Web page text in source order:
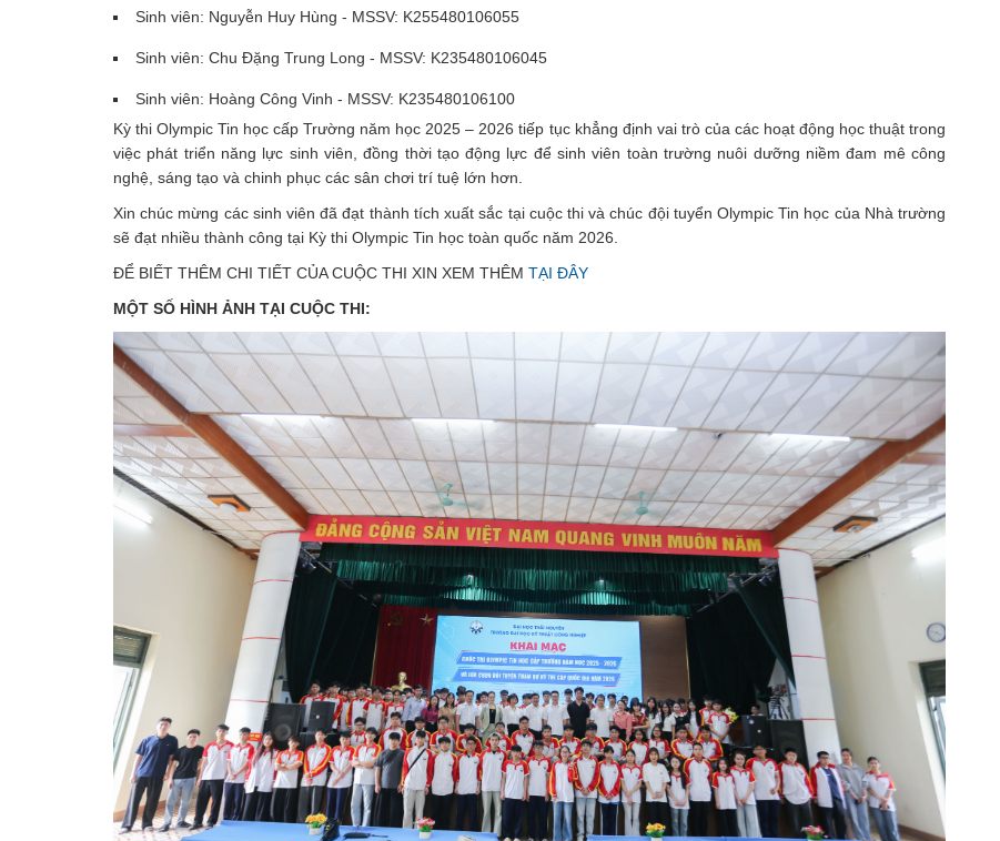
Sinh viên: Nguyễn Huy Hùng - MSSV: K255480106055
Sinh viên: Chu Đặng Trung Long - MSSV: K235480106045
Sinh viên: Hoàng Công Vinh - MSSV: K235480106100
Kỳ thi Olympic Tin học cấp Trường năm học 2025 – 2026 tiếp tục khẳng định vai trò của các hoạt động học thuật trong
việc phát triển năng lực sinh viên, đồng thời tạo động lực để sinh viên toàn trường nuôi dưỡng niềm đam mê công
nghệ, sáng tạo và chinh phục các sân chơi trí tuệ lớn hơn.
Xin chúc mừng các sinh viên đã đạt thành tích xuất sắc tại cuộc thi và chúc đội tuyển Olympic Tin học của Nhà trường
sẽ đạt nhiều thành công tại Kỳ thi Olympic Tin học toàn quốc năm 2026.
ĐỂ BIẾT THÊM CHI TIẾT CỦA CUỘC THI XIN XEM THÊM TẠI ĐÂY
MỘT SỐ HÌNH ẢNH TẠI CUỘC THI: